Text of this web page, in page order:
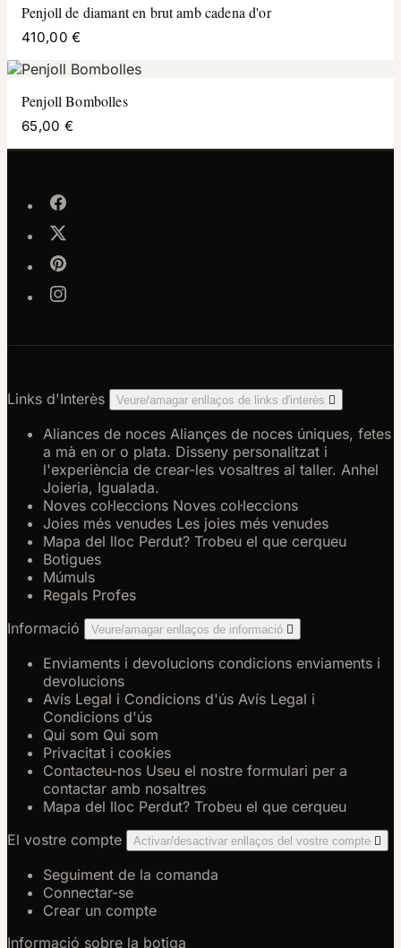
Penjoll de diamant en brut amb cadena d'or
410,00 €
Penjoll Bombolles
65,00 €
Links d'Interès Veure/amagar enllaços de links d'interès 
Aliances de noces Aliançes de noces úniques, fetes
a mà en or o plata. Disseny personalitzat i
l'experiència de crear-les vosaltres al taller. Anhel
Joieria, Igualada.
Noves col·leccions Noves col·leccions
Joies més venudes Les joies més venudes
Mapa del lloc Perdut? Trobeu el que cerqueu
Botigues
Múmuls
Regals Profes
Informació
Veure/amagar enllaços de informació 
Enviaments i devolucions condicions enviaments i
devolucions
Avís Legal i Condicions d'ús Avís Legal i
Condicions d'ús
Qui som Qui som
Privacitat i cookies
Contacteu-nos Useu el nostre formulari per a
contactar amb nosaltres
Mapa del lloc Perdut? Trobeu el que cerqueu
El vostre compte
Activar/desactivar enllaços del vostre compte 
Seguiment de la comanda
Connectar-se
Crear un compte
Informació sobre la botiga